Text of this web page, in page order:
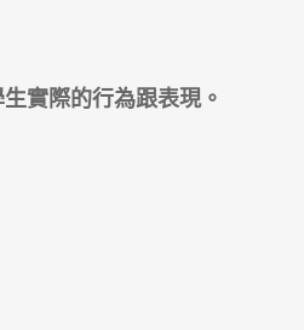
實際的行為跟表現。